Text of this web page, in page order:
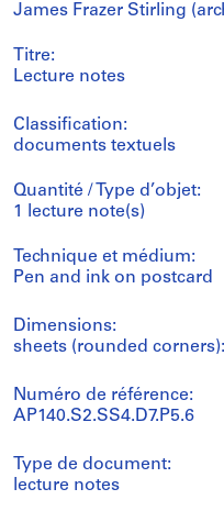
James Frazer Stirling
Titre:
Lecture notes
Classification:
documents textuels
Quantité / Type d’objet:
1 lecture note(s)
Technique et médium:
Pen and ink on postcard
Dimensions:
sheets (rounded corners):
Numéro de référence:
AP140.S2.SS4.D7.P5.6
Type de document:
lecture notes